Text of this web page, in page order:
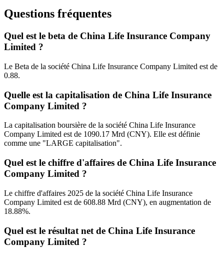
Questions fréquentes
Quel est le beta de China Life Insurance Company
Limited ?
Le Beta de la société China Life Insurance Company Limited est de
0.88.
Quelle est la capitalisation de China Life Insurance
Company Limited ?
La capitalisation boursière de la société China Life Insurance
Company Limited est de 1090.17 Mrd (CNY). Elle est définie
comme une "LARGE capitalisation".
Quel est le chiffre d'affaires de China Life Insurance
Company Limited ?
Le chiffre d'affaires 2025 de la société China Life Insurance
Company Limited est de 608.88 Mrd (CNY), en augmentation de
18.88%.
Quel est le résultat net de China Life Insurance
Company Limited ?